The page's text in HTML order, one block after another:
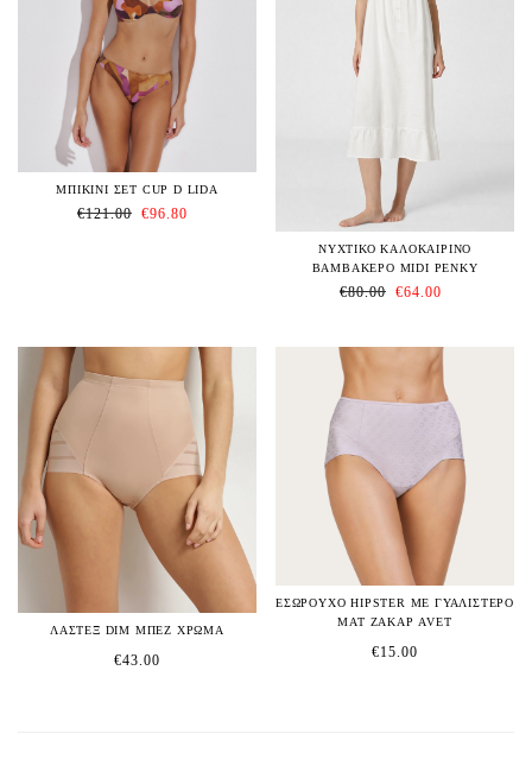
ΜΠΙΚΙΝΙ ΣΕΤ CUP D LIDA
€121.00 €96.80
ΝΥΧΤΙΚΟ ΚΑΛΟΚΑΙΡΙΝΟ
ΒΑΜΒΑΚΕΡΟ MIDI PENKY
€80.00 €64.00
ΛΑΣΤΕΞ DIM ΜΠΕΖ ΧΡΩΜΑ
€43.00
ΕΣΩΡΟΥΧΟ HIPSTER ΜΕ ΓΥΑΛΙΣΤΕΡΟ
ΜΑΤ ΖΑΚΑΡ AVET
€15.00